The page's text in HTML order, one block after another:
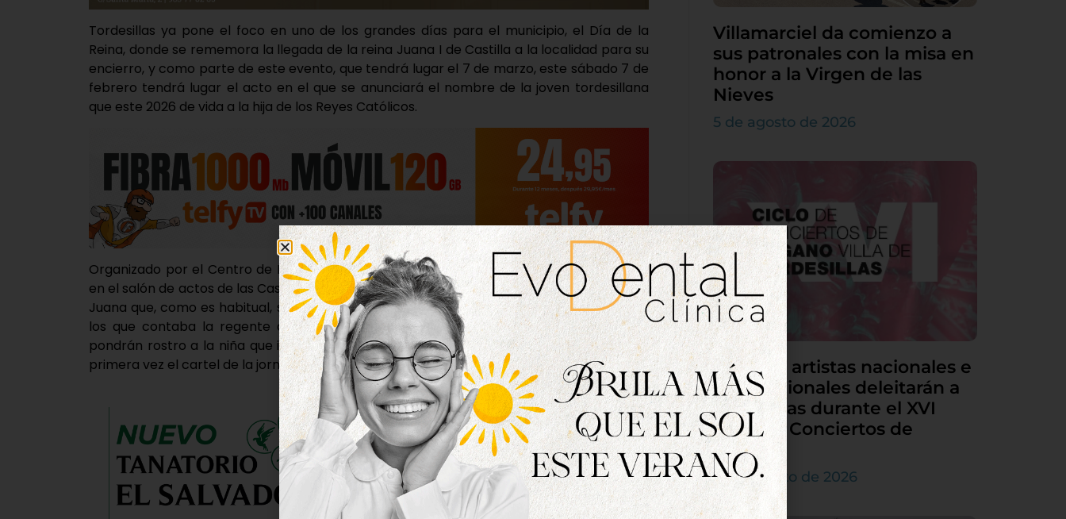
Tordesillas ya pone el foco en uno de los grandes días para el municipio, el Día de la
Reina, donde se rememora la llegada de la reina Juana I de Castilla a la localidad para su
encierro, y como parte de este evento, que tendrá lugar el 7 de marzo, este sábado 7 de
febrero tendrá lugar el acto en el que se anunciará el nombre de la joven tordesillana
que este 2026 de vida a la hija de los Reyes Católicos.
Organizado por el Centro de Iniciativas Turísticas, el acto se celebrará a las 12:30 horas
en el salón de actos de las Casas del Tratado, donde además de conocer a la nueva reina
Juana que, como es habitual, será una vecina de Tordesillas de 29 años -los mismos con
los que contaba la regente a su llegada a la Villa del Tratado-, los vecinos también
pondrán rostro a la niña que interpretará a Catalina, la hija de la monarca, y verán por
primera vez el cartel de la jornada y la programación de la misma.
Villamarciel da comienzo a
sus patronales con la misa en
honor a la Virgen de las
Nieves
5 de agosto de 2026
Grandes artistas nacionales e
internacionales deleitarán a
Tordesillas durante el XVI
Ciclo de Conciertos de
Órgano
4 de agosto de 2026